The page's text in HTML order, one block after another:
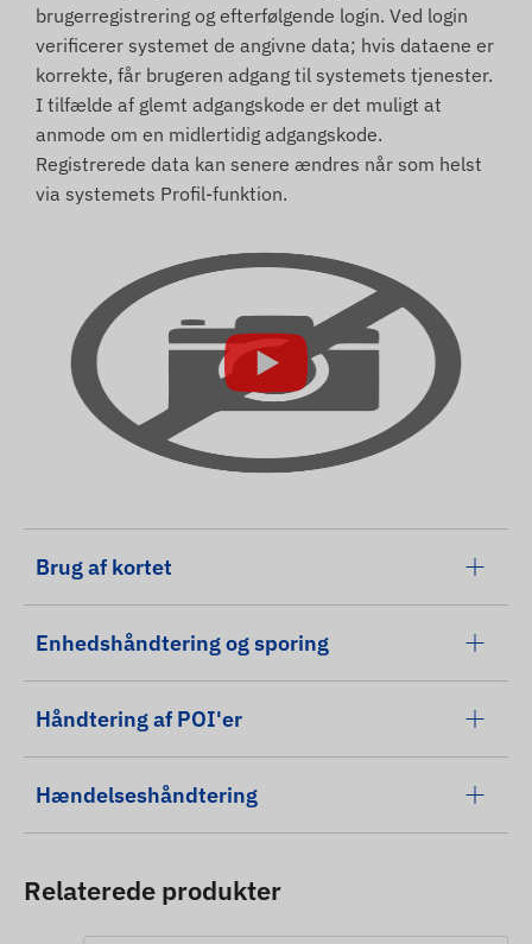
brugerregistrering og efterfølgende login. Ved login
verificerer systemet de angivne data; hvis dataene er
korrekte, får brugeren adgang til systemets tjenester.
I tilfælde af glemt adgangskode er det muligt at
anmode om en midlertidig adgangskode.
Registrerede data kan senere ændres når som helst
via systemets Profil-funktion.
Brug af kortet
Enhedshåndtering og sporing
Håndtering af POI'er
Hændelseshåndtering
Relaterede produkter